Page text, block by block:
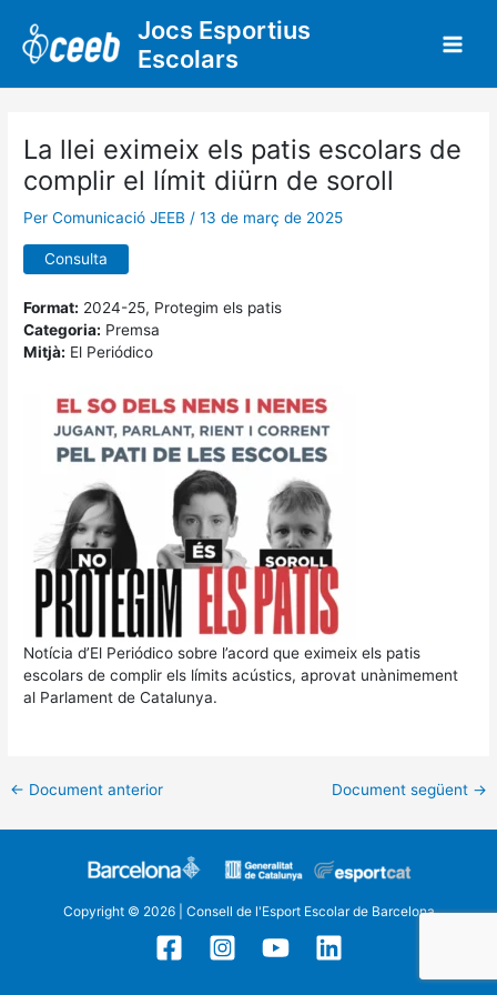
contingut
Jocs Esportius
Escolars
La llei eximeix els patis escolars de
complir el límit diürn de soroll
Per Comunicació JEEB/13 de març de 2025
Notícia d’El Periódico sobre l’acord que eximeix els patis
escolars de complir els límits acústics, aprovat unànimement
al Parlament de Catalunya.
Consulta
Format: 2024-25, Protegim els patis
Categoria: Premsa
Mitjà: El Periódico
← Document anterior Document següent →
Copyright © 2026 | Consell de l'Esport Escolar de Barcelona